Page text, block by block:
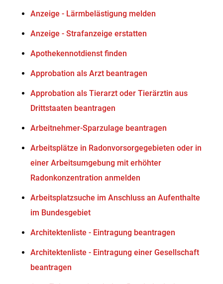
Anzeige - Lärmbelästigung melden
Anzeige - Strafanzeige erstatten
Apothekennotdienst finden
Approbation als Arzt beantragen
Approbation als Tierarzt oder Tierärztin aus
Drittstaaten beantragen
Arbeitnehmer-Sparzulage beantragen
Arbeitsplätze in Radonvorsorgegebieten oder in
einer Arbeitsumgebung mit erhöhter
Radonkonzentration anmelden
Arbeitsplatzsuche im Anschluss an Aufenthalte
im Bundesgebiet
Architektenliste - Eintragung beantragen
Architektenliste - Eintragung einer Gesellschaft
beantragen